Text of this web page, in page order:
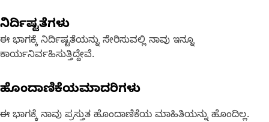
ನಿರ್ದಿಷ್ಟತೆಗಳು
ಈ ಭಾಗಕ್ಕೆ ನಿರ್ದಿಷ್ಟತೆಯನ್ನು ಸೇರಿಸುವಲ್ಲಿ ನಾವು ಇನ್ನೂ
ಕಾರ್ಯನಿರ್ವಹಿಸುತ್ತಿದ್ದೇವೆ.
ಹೊಂದಾಣಿಕೆಯಮಾದರಿಗಳು
ಈ ಭಾಗಕ್ಕೆ ನಾವು ಪ್ರಸ್ತುತ ಹೊಂದಾಣಿಕೆಯ ಮಾಹಿತಿಯನ್ನು ಹೊಂದಿಲ್ಲ.